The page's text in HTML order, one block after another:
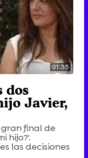
01:35
dos
Javier,
final de
hijo?'.
las decisiones